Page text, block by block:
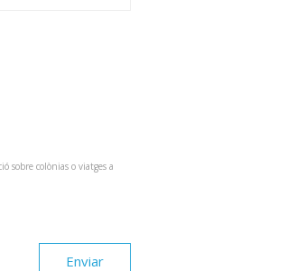
sobre colònias o viatges a
Enviar